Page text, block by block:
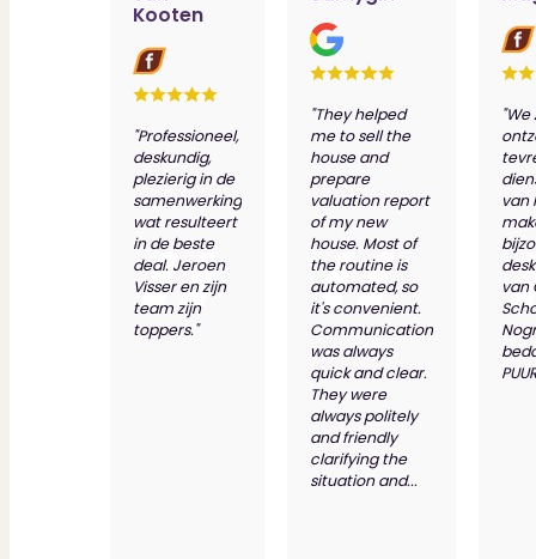
Kooten
"Professioneel,
deskundig,
plezierig in de
samenwerking
wat resulteert
in de beste
deal. Jeroen
Visser en zijn
team zijn
toppers."
"They helped
me to sell the
house and
prepare
valuation report
of my new
house. Most of
the routine is
automated, so
it's convenient.
Communication
was always
quick and clear.
They were
always politely
and friendly
clarifying the
situation and...
"We
van
van